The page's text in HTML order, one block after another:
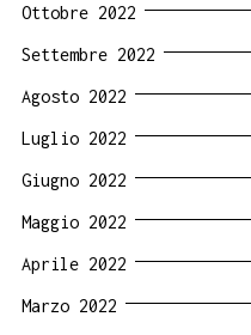
Ottobre 2022
Settembre 2022
Agosto 2022
Luglio 2022
Giugno 2022
Maggio 2022
Aprile 2022
Marzo 2022